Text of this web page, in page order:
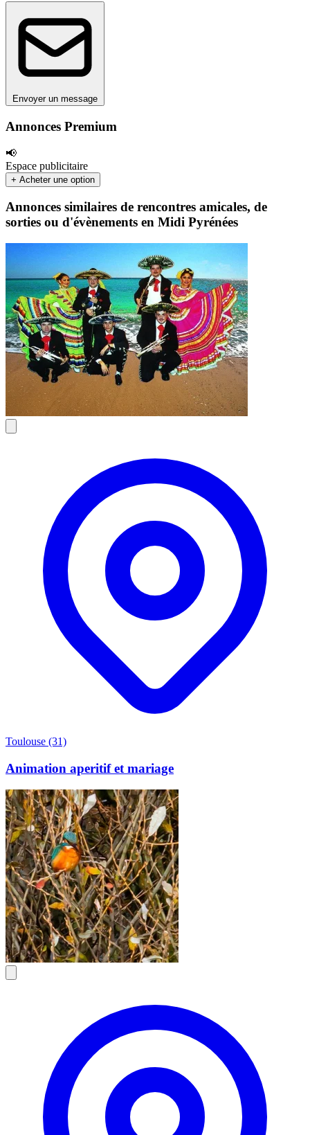
Annonces Premium
📢
Espace publicitaire
+ Acheter une option
Envoyer un message
Annonces similaires de rencontres amicales, de
sorties ou d'évènements en Midi Pyrénées
Toulouse (31)
Animation aperitif et mariage